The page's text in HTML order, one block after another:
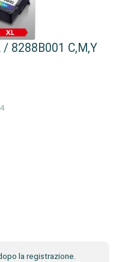
8288B001 C,M,Y
la registrazione.